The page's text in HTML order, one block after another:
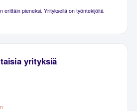
erittäin pieneksi. Yrityksellä on työntekijöitä
yrityksiä